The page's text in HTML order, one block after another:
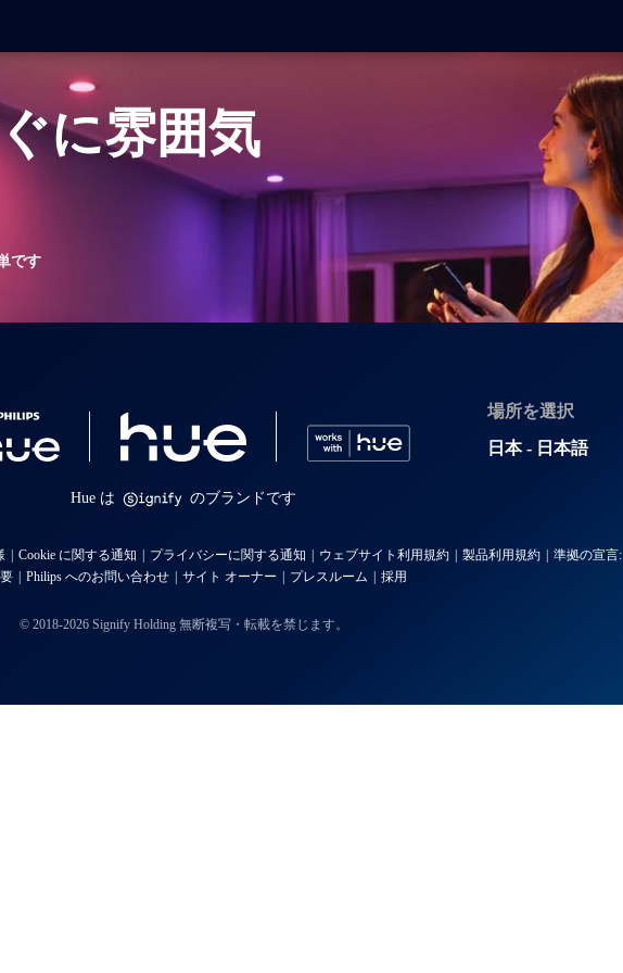
に雰囲気
です
場所を選択
日本 - 日本語
Hue は のブランドです
Cookie に関する通知 プライバシーに関する通知 ウェブサイト利用規約 製品利用規約 準拠の宣言:
Philips へのお問い合わせ サイト オーナー プレスルーム 採用
© 2018-2026 Signify Holding 無断複写・転載を禁じます。